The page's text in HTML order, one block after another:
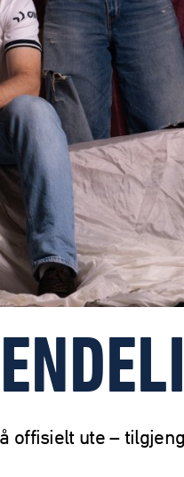
offisielt ute –